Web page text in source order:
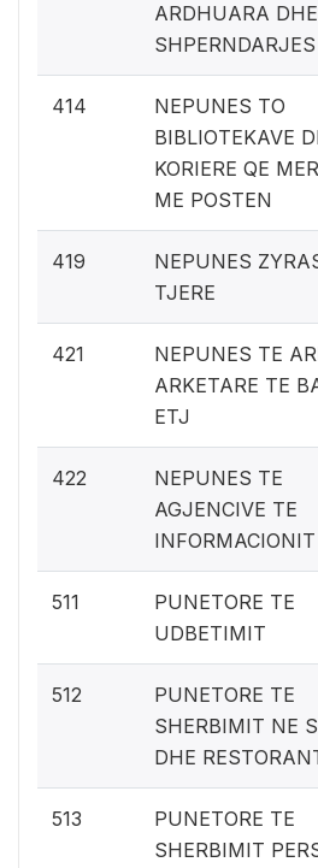
ARDHUARA
SHPERNDARJES
414
NEPUNES TO
BIBLIOTEKAVE
KORIERE QE
ME POSTEN
419
NEPUNES
TJERE
421
NEPUNES TE
ARKETARE TE
ETJ
422
NEPUNES TE
AGJENCIVE TE
INFORMACIONIT
511
PUNETORE TE
UDBETIMIT
512
PUNETORE TE
SHERBIMIT NE
DHE
513
PUNETORE TE
SHERBIMIT